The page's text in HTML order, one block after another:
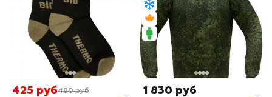
425 руб480 руб 1 830 руб